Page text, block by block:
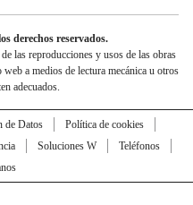
derechos reservados.
las reproducciones y usos de las obras
a medios de lectura mecánica u otros
adecuados.
de Datos
Política de cookies
Soluciones W
Teléfonos